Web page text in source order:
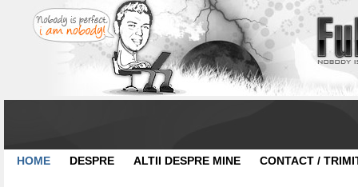
HOME DESPRE ALTII DESPRE MINE CONTACT /